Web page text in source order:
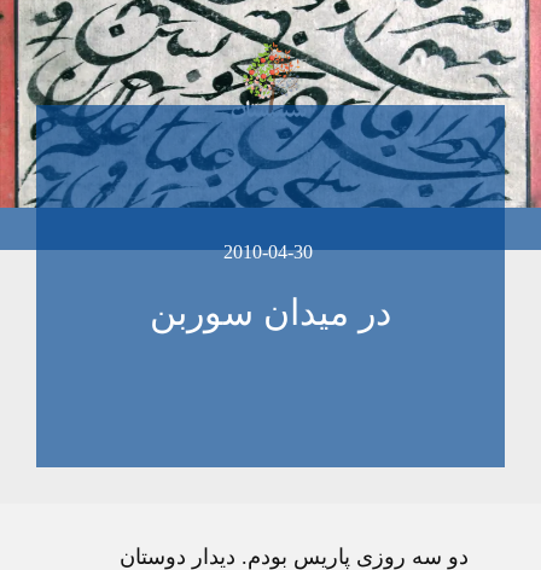
2010-04-30
در میدان سوربن
دو سه روزی پاریس بودم. دیدار دوستان